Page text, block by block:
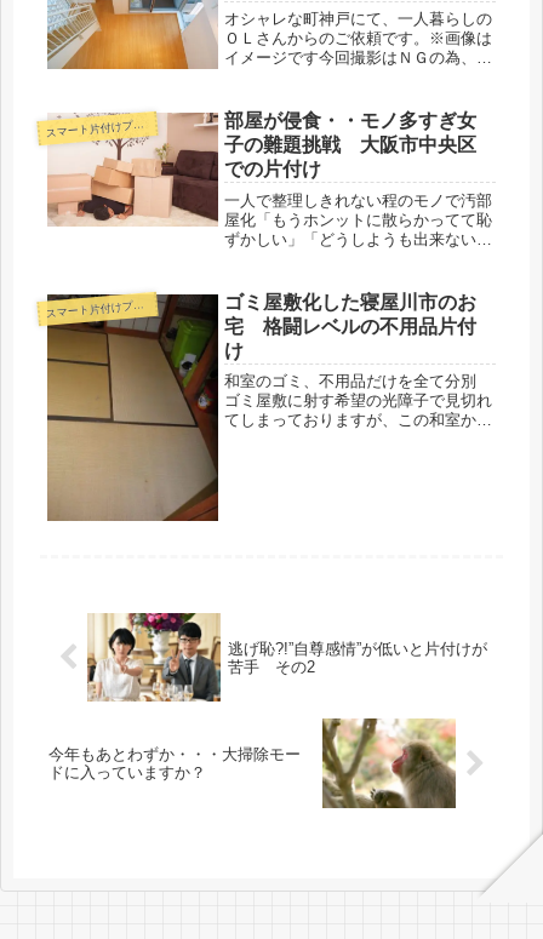
オシャレな町神戸にて、一人暮らしの
ＯＬさんからのご依頼です。※画像は
イメージです今回撮影はＮＧの為、近
ちらの地へ異動された様ですが、室内
にはまだ開封しきれていない段ボー
ル、...
ス
マート片付けプラン
部屋が侵食・・モノ多すぎ女
子の難題挑戦 大阪市中央区
での片付け
一人で整理しきれない程のモノで汚部
屋化「もうホンットに散らかってて恥
ずかしい」「どうしようも出来ないん
た一本の電話からは、こんなお悩みの
声が立て続けに・・・。2DKの間取
り...
ス
マート片付けプラン
ゴミ屋敷化した寝屋川市のお
宅 格闘レベルの不用品片付
け
和室のゴミ、不用品だけを全て分別
ゴミ屋敷に射す希望の光障子で見切れ
てしまっておりますが、この和室から
逃げ恥?!”自尊感情”が低いと片付けが
苦手 その2
今年もあとわずか・・・大掃除モー
ドに入っていますか？